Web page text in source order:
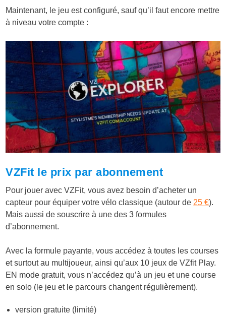
Maintenant, le jeu est configuré, sauf qu’il faut encore mettre
à niveau votre compte :
VZFit le prix par abonnement
Pour jouer avec VZFit, vous avez besoin d’acheter un
capteur pour équiper votre vélo classique (autour de 25 €).
Mais aussi de souscrire à une des 3 formules
d’abonnement.
Avec la formule payante, vous accédez à toutes les courses
et surtout au multijoueur, ainsi qu’aux 10 jeux de VZfit Play.
EN mode gratuit, vous n’accédez qu’à un jeu et une course
en solo (le jeu et le parcours changent régulièrement).
version gratuite (limité)